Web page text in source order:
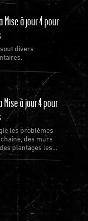
à jour 4 pour
divers
à jour 4 pour
les problèmes
des murs
plantages les